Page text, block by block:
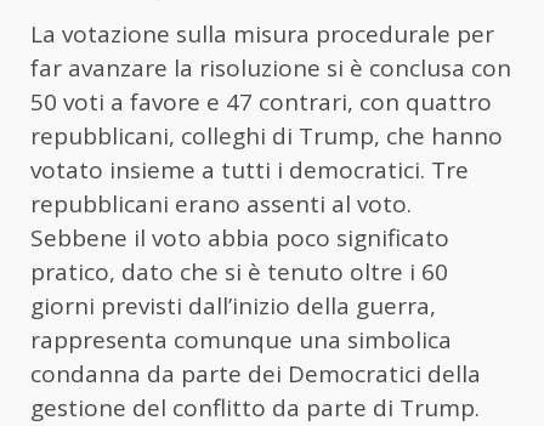
La votazione sulla misura procedurale per
far avanzare la risoluzione si è conclusa con
50 voti a favore e 47 contrari, con quattro
repubblicani, colleghi di Trump, che hanno
votato insieme a tutti i democratici. Tre
repubblicani erano assenti al voto.
Sebbene il voto abbia poco significato
pratico, dato che si è tenuto oltre i 60
giorni previsti dall’inizio della guerra,
rappresenta comunque una simbolica
condanna da parte dei Democratici della
gestione del conflitto da parte di Trump.